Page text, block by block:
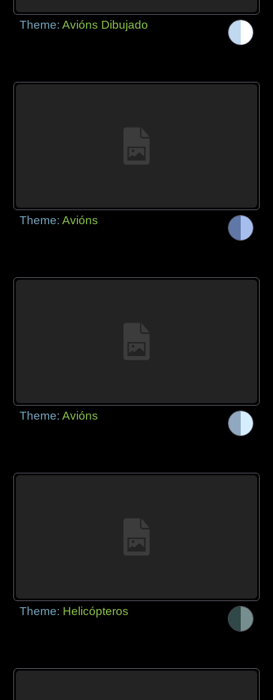
Theme:Avións Dibujado
Theme:Avións
Theme:Avións
Theme: Helicópteros